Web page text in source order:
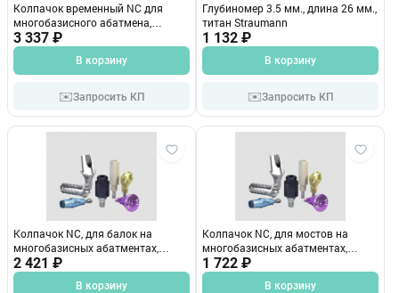
Колпачок временный NC для
многобазисного абатмена,
прямой 3,5мм 024.2332
3 337 ₽
В корзину
✉️Запросить КП
Глубиномер 3.5 мм., длина 26 мм.,
титан Straumann
1 132 ₽
В корзину
✉️Запросить КП
Колпачок NC, для балок на
многобазисных абатментах,
угловой 25* 023.2706
2 421 ₽
В корзину
Колпачок NC, для мостов на
многобазисных абатментах,
прямой , d 3.5 мм 0232734
1 722 ₽
В корзину